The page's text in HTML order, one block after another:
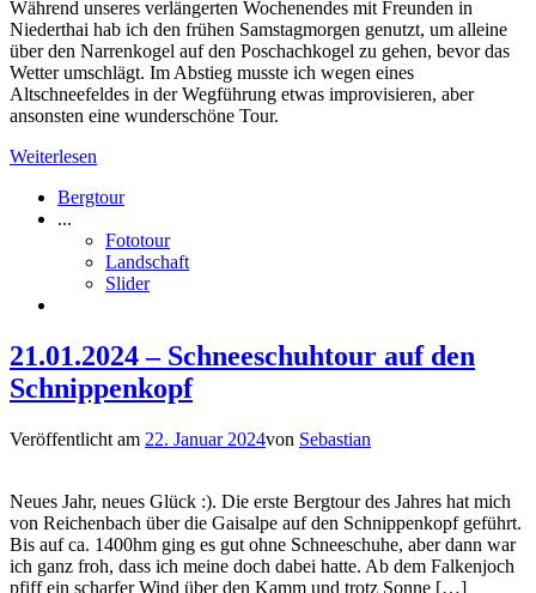
Während unseres verlängerten Wochenendes mit Freunden in
Niederthai hab ich den frühen Samstagmorgen genutzt, um alleine
über den Narrenkogel auf den Poschachkogel zu gehen, bevor das
Wetter umschlägt. Im Abstieg musste ich wegen eines
Altschneefeldes in der Wegführung etwas improvisieren, aber
ansonsten eine wunderschöne Tour.
Weiterlesen
Bergtour
...
Fototour
Landschaft
Slider
21.01.2024 – Schneeschuhtour auf den
Schnippenkopf
Veröffentlicht am 22. Januar 2024von Sebastian
Neues Jahr, neues Glück :). Die erste Bergtour des Jahres hat mich
von Reichenbach über die Gaisalpe auf den Schnippenkopf geführt.
Bis auf ca. 1400hm ging es gut ohne Schneeschuhe, aber dann war
ich ganz froh, dass ich meine doch dabei hatte. Ab dem Falkenjoch
pfiff ein scharfer Wind über den Kamm und trotz Sonne […]